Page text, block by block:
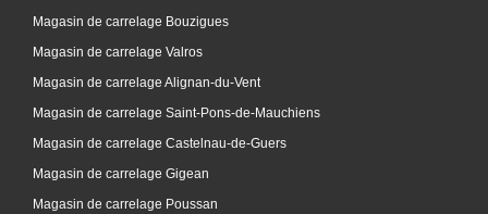
Magasin de carrelage Bouzigues
Magasin de carrelage Valros
Magasin de carrelage Alignan-du-Vent
Magasin de carrelage Saint-Pons-de-Mauchiens
Magasin de carrelage Castelnau-de-Guers
Magasin de carrelage Gigean
Magasin de carrelage Poussan